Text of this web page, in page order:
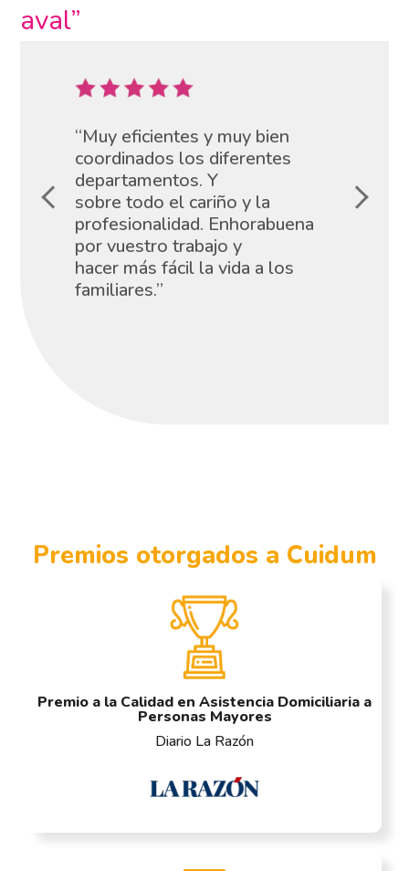
aval”
“Muy eficientes y muy bien
coordinados los diferentes
departamentos. Y
sobre todo el cariño y la
profesionalidad. Enhorabuena
por vuestro trabajo y
hacer más fácil la vida a los
familiares.”
Premios otorgados a Cuidum
Premio a la Calidad en Asistencia Domiciliaria a
Personas Mayores
Diario La Razón